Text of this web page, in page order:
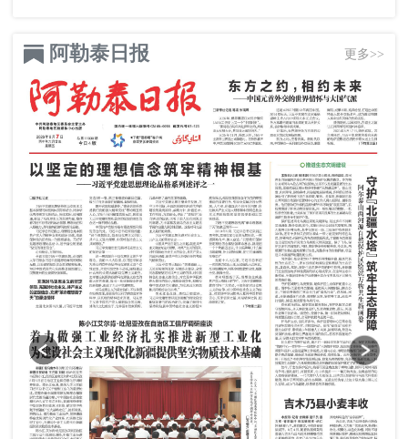
阿勒泰日报 更多>>